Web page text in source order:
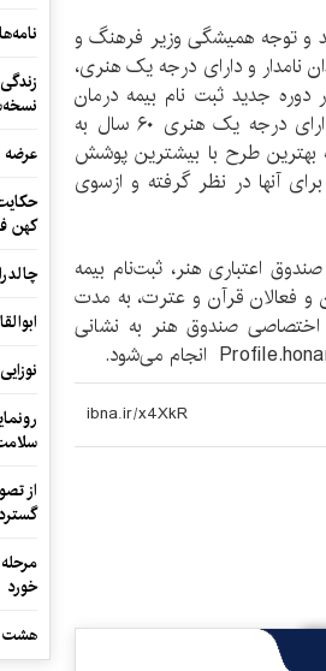
و توجه همیشگی وزیر فرهنگ و
نامدار و دارای درجه یک هنری،
جدید ثبت نام بیمه درمان
تکمیلی (۱۴۰۲-۱۴۰۳)، کل هزینه ثبت نام هنرمندان دارای درجه یک هنری ۶۰ سال به
بهترین طرح با بیشترین پوشش
آنها در نظر گرفته و ازسوی
اعتباری هنر، ثبت‌نام بیمه
و فعالان قرآن و عترت، به مدت
پیام‌رسان اختصاصی صندوق هنر به نشانی
عرضه ۱۰۰۰ جلد کتاب بین زائران اربعین در مرزهای کرمانشاه
کهن
از
خورد
هشت